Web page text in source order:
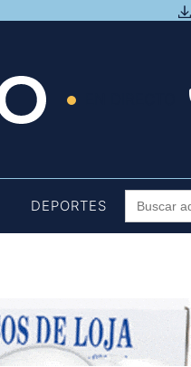
DEPORTES
Buscar: